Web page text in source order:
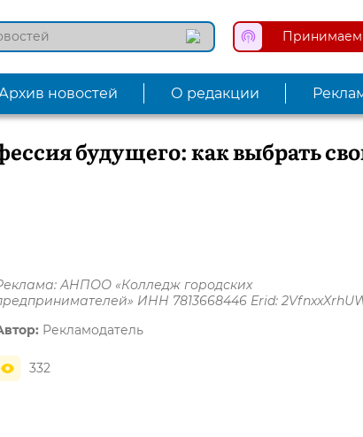
Принимаем
новостей О редакции
будущего: как выбрать
АНПОО «Колледж городских
ИНН 7813668446 Erid:
Рекламодатель
332